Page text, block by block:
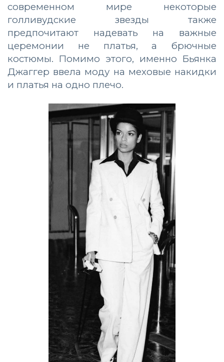
современном мире некоторые
голливудские звезды также
предпочитают надевать на важные
церемонии не платья, а брючные
костюмы. Помимо этого, именно Бьянка
Джаггер ввела моду на меховые накидки
и платья на одно плечо.